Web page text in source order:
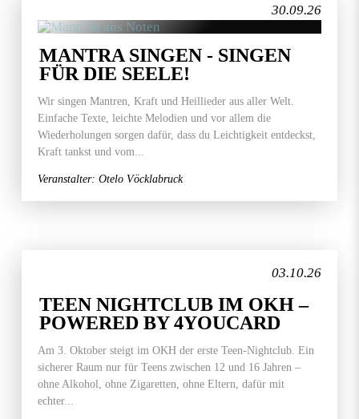
30.09.26
MANTRA SINGEN - SINGEN
FÜR DIE SEELE!
Wir singen Mantren, Kraft und Heillieder aus aller Welt.
Einfache Texte, leichte Melodien und vor allem die
Wiederholungen sorgen dafür, dass du Leichtigkeit entdeckst,
Kraft tankst und vom...
Veranstalter: Otelo Vöcklabruck
03.10.26
TEEN NIGHTCLUB IM OKH –
POWERED BY 4YOUCARD
Am 3. Oktober steigt im OKH der erste Teen-Nightclub. Ein
sicherer Raum nur für Teens zwischen 12 und 16 Jahren –
ohne Alkohol, ohne Zigaretten, ohne Eltern, dafür mit
echter...